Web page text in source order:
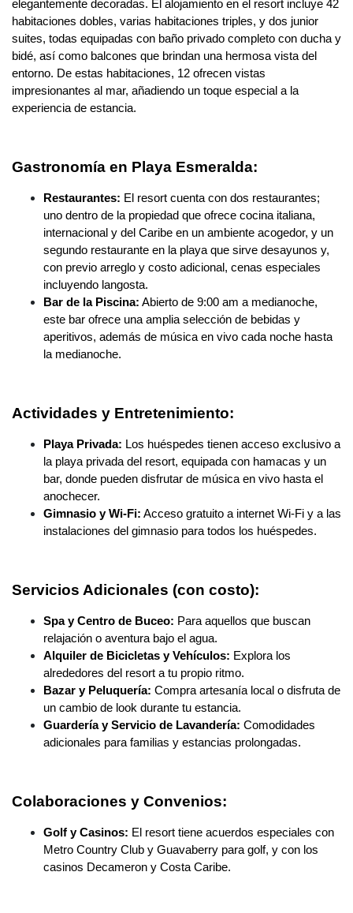
elegantemente decoradas. El alojamiento en el resort incluye 42
habitaciones dobles, varias habitaciones triples, y dos junior
suites, todas equipadas con baño privado completo con ducha y
bidé, así como balcones que brindan una hermosa vista del
entorno. De estas habitaciones, 12 ofrecen vistas
impresionantes al mar, añadiendo un toque especial a la
experiencia de estancia.
Gastronomía en Playa Esmeralda:
Restaurantes: El resort cuenta con dos restaurantes;
uno dentro de la propiedad que ofrece cocina italiana,
internacional y del Caribe en un ambiente acogedor, y un
segundo restaurante en la playa que sirve desayunos y,
con previo arreglo y costo adicional, cenas especiales
incluyendo langosta.
Bar de la Piscina: Abierto de 9:00 am a medianoche,
este bar ofrece una amplia selección de bebidas y
aperitivos, además de música en vivo cada noche hasta
la medianoche.
Actividades y Entretenimiento:
Playa Privada: Los huéspedes tienen acceso exclusivo a
la playa privada del resort, equipada con hamacas y un
bar, donde pueden disfrutar de música en vivo hasta el
anochecer.
Gimnasio y Wi-Fi: Acceso gratuito a internet Wi-Fi y a las
instalaciones del gimnasio para todos los huéspedes.
Servicios Adicionales (con costo):
Spa y Centro de Buceo: Para aquellos que buscan
relajación o aventura bajo el agua.
Alquiler de Bicicletas y Vehículos: Explora los
alrededores del resort a tu propio ritmo.
Bazar y Peluquería: Compra artesanía local o disfruta de
un cambio de look durante tu estancia.
Guardería y Servicio de Lavandería: Comodidades
adicionales para familias y estancias prolongadas.
Colaboraciones y Convenios:
Golf y Casinos: El resort tiene acuerdos especiales con
Metro Country Club y Guavaberry para golf, y con los
casinos Decameron y Costa Caribe.